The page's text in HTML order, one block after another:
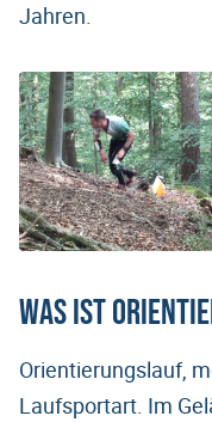
Jahren.
WAS IST
Orientierungslauf,
Laufsportart. Im